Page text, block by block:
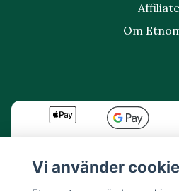
Affiliate
Om
Vi använder